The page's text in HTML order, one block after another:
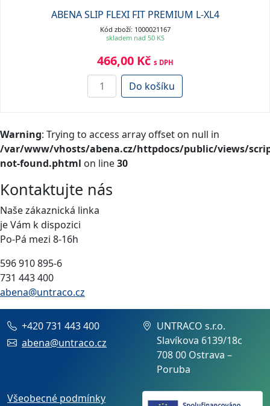
ABENA SLIP FLEXI FIT PREMIUM L-XL4
Kód zboží: 1000021167
skladem nad 50 KS
466,00 Kč s DPH
Do košíku
Warning: Trying to access array offset on null in
/var/www/vhosts/abena.cz/httpdocs/public/views/
not-found.phtml on line30
Kontaktujte nás
Naše zákaznická linka
je Vám k dispozici
Po-Pá mezi 8-16h
596 910 895-6
731 443 400
abena@untraco.cz
+420 731 443 400
abena@untraco.cz
UNTRACO s.r.o.
Slavíkova 6139/18c
708 00 Ostrava –
Poruba
Všeobecné podmínky